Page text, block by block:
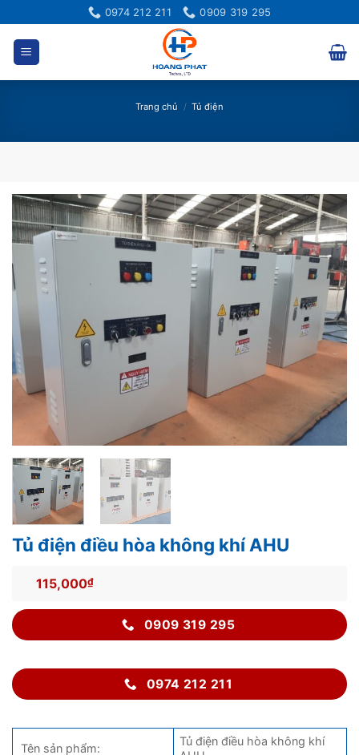
qua
dung
0974 212 211 0909 319 295
Trang chủ / Tủ điện
Tủ điện điều hòa không khí AHU
115,000₫
0909 319 295
0974 212 211
Tên sản phẩm:
Tủ điện điều hòa không khí